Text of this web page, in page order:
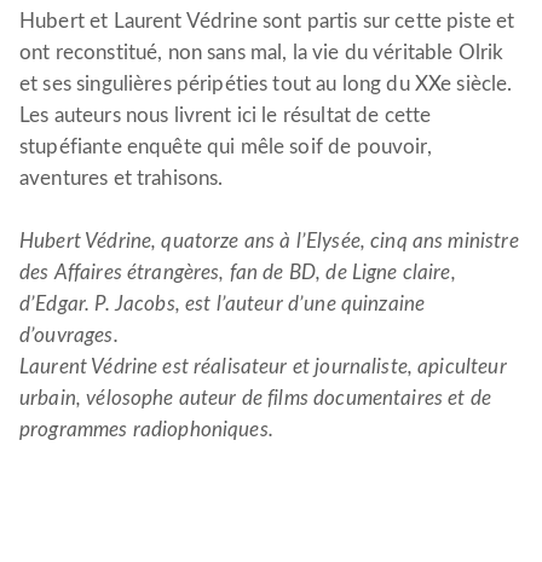
Hubert et Laurent Védrine sont partis sur cette piste et
ont reconstitué, non sans mal, la vie du véritable Olrik
et ses singulières péripéties tout au long du XXe siècle.
Les auteurs nous livrent ici le résultat de cette
stupéfiante enquête qui mêle soif de pouvoir,
aventures et trahisons.
Hubert Védrine, quatorze ans à l’Elysée, cinq ans ministre
des Affaires étrangères, fan de BD, de Ligne claire,
d’Edgar. P. Jacobs, est l’auteur d’une quinzaine
d’ouvrages.
Laurent Védrine est réalisateur et journaliste, apiculteur
urbain, vélosophe auteur de films documentaires et de
programmes radiophoniques.